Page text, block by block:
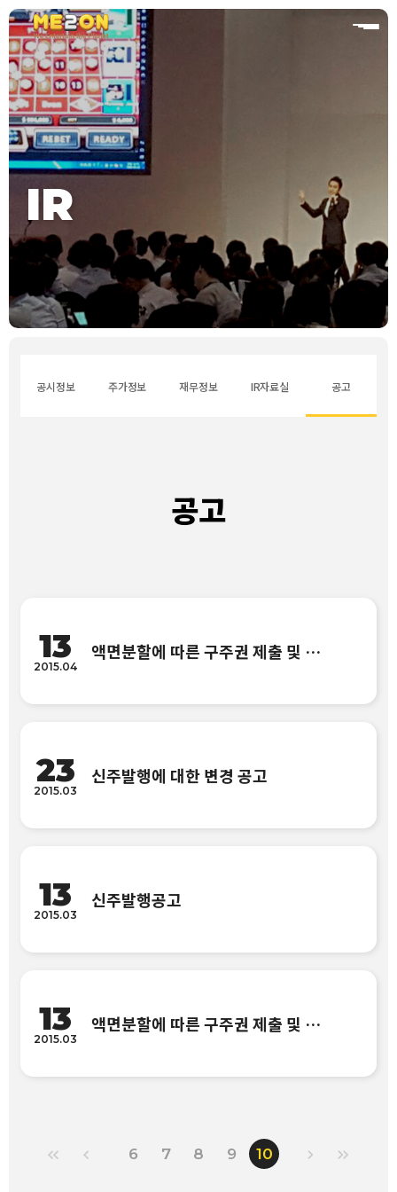
홈
IR
공시정보 주가정보 재무정보 IR자료실 공고
공고
13
2015.04
액면분할에 따른 구주권 제출 및 신주권 교부안내에 대한 변경 공고
23
2015.03
신주발행에 대한 변경 공고
13
2015.03
신주발행공고
13
2015.03
액면분할에 따른 구주권 제출 및 신주권 교부안내
6 7 8 9 10